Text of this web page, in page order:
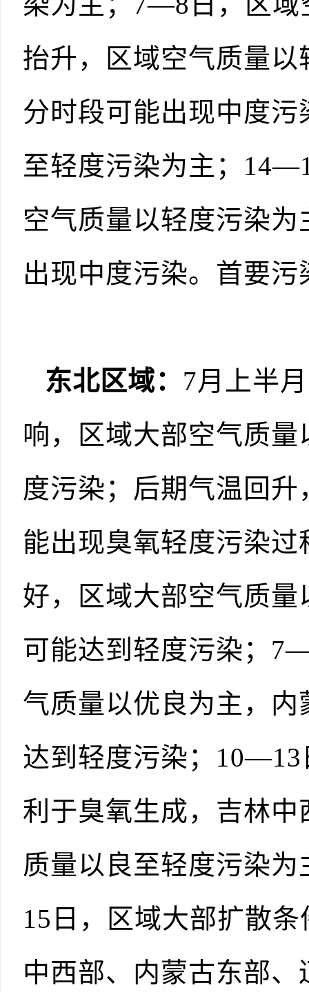
抬升，区域空气质量
分时段可能出现中度
至轻度污染为主；
空气质量以轻度污染
出现中度污染。首要污
东北区域： 7月上半
响，区域大部空气质
度污染；后期气温回
能出现臭氧轻度污染
好，区域大部空气质
可能达到轻度污染；
气质量以优良为主，
达到轻度污染；10—13
利于臭氧生成，吉林
质量以良至轻度污染
15日，区域大部扩散
中西部、内蒙古东部